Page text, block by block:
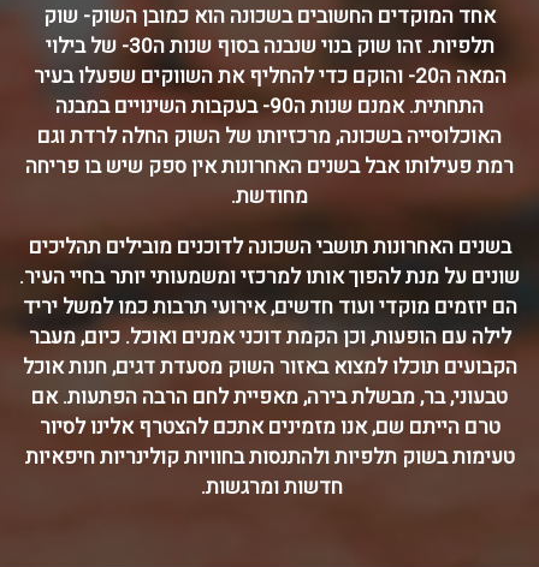
אחד המוקדים החשובים בשכונה הוא כמובן השוק- שוק
תלפיות. זהו שוק בנוי שנבנה בסוף שנות ה30- של בילוי
המאה ה20- והוקם כדי להחליף את השווקים שפעלו בעיר
התחתית. אמנם שנות ה90- בעקבות השינויים במבנה
האוכלוסייה בשכונה, מרכזיותו של השוק החלה לרדת וגם
רמת פעילותו אבל בשנים האחרונות אין ספק שיש בו פריחה
מחודשת.
בשנים האחרונות תושבי השכונה לדוכנים מובילים תהליכים
שונים על מנת להפוך אותו למרכזי ומשמעותי יותר בחיי העיר.
הם יוזמים מוקדי ועוד חדשים, אירועי תרבות כמו למשל יריד
לילה עם הופעות, וכן הקמת דוכני אמנים ואוכל. כיום, מעבר
הקבועים תוכלו למצוא באזור השוק מסעדת דגים, חנות אוכל
טבעוני, בר, מבשלת בירה, מאפיית לחם הרבה הפתעות. אם
טרם הייתם שם, אנו מזמינים אתכם להצטרף אלינו לסיור
טעימות בשוק תלפיות ולהתנסות בחוויות קולינריות חיפאיות
חדשות ומרגשות.